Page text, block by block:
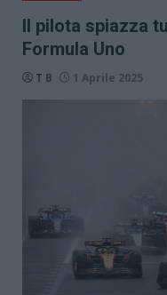
Il pilota spiazza
Formula Uno
T B 1 Aprile 2025